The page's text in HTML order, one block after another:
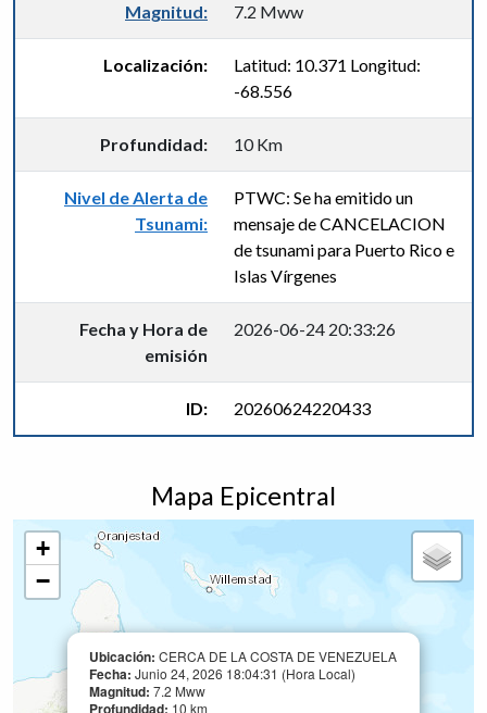
Magnitud: 7.2 Mww
Localización:
Latitud: 10.371 Longitud:
-68.556
Profundidad: 10 Km
Nivel de Alerta de
Tsunami:
PTWC: Se ha emitido un
mensaje de CANCELACION
de tsunami para Puerto Rico e
Islas Vírgenes
Fecha y Hora de
emisión
2026-06-24 20:33:26
ID: 20260624220433
Mapa Epicentral
Ubicación: CERCA DE LA COSTA DE VENEZUELA
Fecha: Junio 24, 2026 18:04:31 (Hora Local)
Magnitud: 7.2 Mww
Profundidad: 10 km
+
−